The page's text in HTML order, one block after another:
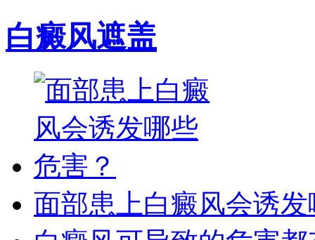
白癜风遮盖
面部患上白癜风会诱